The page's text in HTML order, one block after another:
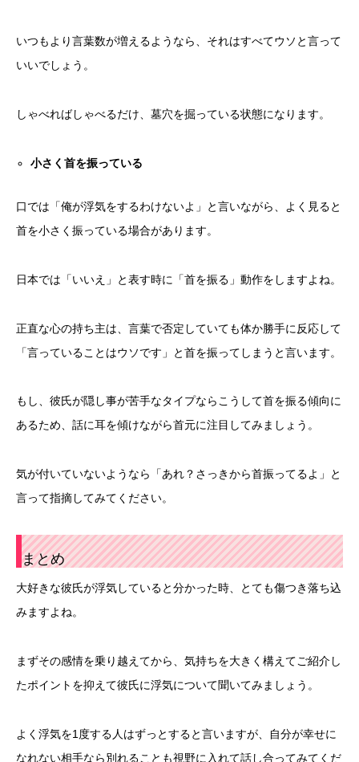
いつもより言葉数が増えるようなら、それはすべてウソと言って
いいでしょう。
しゃべればしゃべるだけ、墓穴を掘っている状態になります。
小さく首を振っている
口では「俺が浮気をするわけないよ」と言いながら、よく見ると
首を小さく振っている場合があります。
日本では「いいえ」と表す時に「首を振る」動作をしますよね。
正直な心の持ち主は、言葉で否定していても体か勝手に反応して
「言っていることはウソです」と首を振ってしまうと言います。
もし、彼氏が隠し事が苦手なタイプならこうして首を振る傾向に
あるため、話に耳を傾けながら首元に注目してみましょう。
気が付いていないようなら「あれ？さっきから首振ってるよ」と
言って指摘してみてください。
まとめ
大好きな彼氏が浮気していると分かった時、とても傷つき落ち込
みますよね。
まずその感情を乗り越えてから、気持ちを大きく構えてご紹介し
たポイントを抑えて彼氏に浮気について聞いてみましょう。
よく浮気を1度する人はずっとすると言いますが、自分が幸せに
なれない相手なら別れることも視野に入れて話し合ってみてくだ